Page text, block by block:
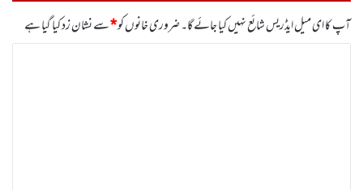
آپ کا ای میل ایڈریس شائع نہیں کیا جائے گا۔ضروری خانوں کو*سے نشان زد کیا گیا ہے